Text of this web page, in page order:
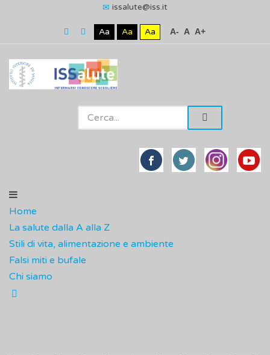
issalute@iss.it
Aa Aa Aa A- A A+
Home
La salute dalla A alla Z
Stili di vita, alimentazione e ambiente
Falsi miti e bufale
Chi siamo